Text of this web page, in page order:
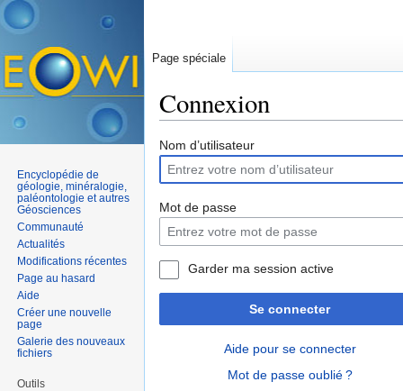
Connexion
Nom d’utilisateur
Mot de passe
Garder ma session active
Se connecter
Aide pour se connecter
Mot de passe oublié ?
Page spéciale
Encyclopédie de
géologie, minéralogie,
paléontologie et autres
Géosciences
Communauté
Actualités
Modifications récentes
Page au hasard
Aide
Créer une nouvelle
page
Galerie des nouveaux
fichiers
Outils